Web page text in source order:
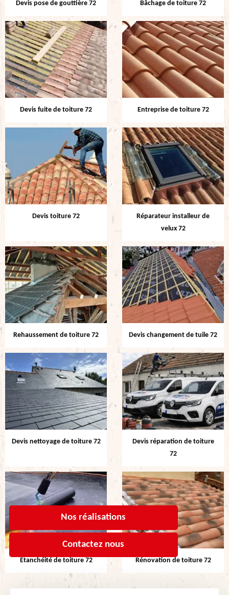
Nos réalisations
Contactez nous
Devis pose de gouttière 72 Bâchage de toiture 72
Devis fuite de toiture 72 Entreprise de toiture 72
Devis toiture 72
Réparateur installeur de
velux 72
Rehaussement de toiture 72 Devis changement de tuile 72
Devis nettoyage de toiture 72
Devis réparation de toiture
72
Etanchéité de toiture 72 Rénovation de toiture 72